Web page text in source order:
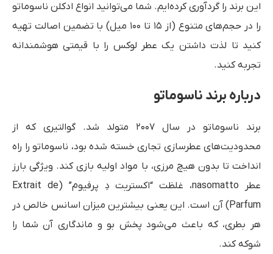
این برند را گردآوری کرده‌ایم. شما می‌توانید انواع ادکلن ناسوماتو
را در حجم‌های متنوع (از ۱۵ تا ۱۰۰ میل) با تضمین اصالت تهیه
کنید تا لذت داشتن یک عطر لوکس را با قیمتی هوشمندانه
تجربه کنید.
درباره برند ناسوماتو
برند ناسوماتو در سال ۲۰۰۷ متولد شد. گوالتیری که از
محدودیت‌های عطرسازی تجاری خسته شده بود، ناسوماتو را راه
انداخت تا بدون هیچ مرزی، با مواد اولیه بازی کند. ویژگی بارز
عطر nasomatto، غلظت “اکستریت دِ پرفیوم” (Extrait de
Parfum) آن است. این یعنی بیشترین میزان اسانس خالص در
هر بطری، که باعث می‌شود پخش بو و ماندگاری آن شما را
شوکه کند.